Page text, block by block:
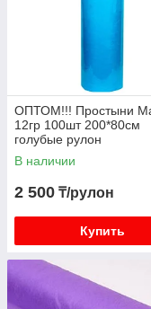
ОПТОМ!!! Простыни
12гр 100шт 200*80см
голубые рулон
В наличии
2 500 ₸/рулон
Купить